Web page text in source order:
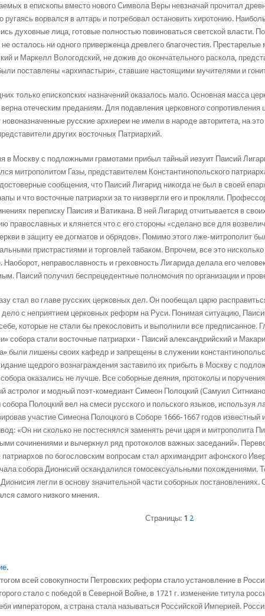
в епископы вместо нового Символа Веры невзначай прочитал
ругаясь ворвался в алтарь и потребовал остановить хиротонию.
духовные лица, готовые полностью повиноваться светской власти.
не осталось ни одного приверженца древлего благочестия.
и Маркелл Вологодский, не дожив до окончательного раскола,
поставлены «архипастыри», ставшие настоящими мучителями и
только епископских назначений оказалось мало. Основная масса
отеческим преданиям. Для подавления церковного сопротивления
новоназначенные русские архиереи не имели в народе авторитета, на
других восточных Патриархий.
в Москву с подложными грамотами прибыл тайный иезуит Паисий
митрополитом Газы, представителем Константинопольского
сообщения, что Паисий Лигарид никогда не был в своей
и что восточные патриархи за то низвергли его и прокляли.
переписку Паисия и Ватикана. В ней Лигарид отчитывается в
православных и клянется что с его стороны «сделано все для
в защиту ее догматов и обрядов». Помимо этого лже-митрополит
пристрастиями и торговлей табаком. Впрочем, все это
Наоборот, неправославность и греховность Лигарида делала его
Паисий получил беспрецедентные полномочия по организации и
стал во главе русских церковных дел. Он пообещал царю
дело с неприятием церковных реформ на Руси. Понимая ситуацию,
которые не стали бы прекословить и выполнили все предписанное.
собора стали восточные патриархи - Паисий александрийский и
были лишены своих кафедр и запрещены в служении
щедрого вознаграждения заставило их прибыть в Москву с
оказались не лучше. Все соборные деяния, протоколы и
астролог и модный поэт-комедиант Симеон Полоцкий (Самуил
собора Полоцкий вел на смеси русского и польского языков, используя
участие Симеона Полоцкого в Соборе 1666-1667 годов известный
«Он ни сколько не постеснялся заменять речи царя и митрополита
сочинениями и вычеркнул ряд протоколов важных заседаний».
патриархов по богословским вопросам стал архимандрит афонского
собора Дионисий оскандалился гомосексуальными похождениями.
Дионисия легли в основу значительной части соборных
самого низкого мнения.
Страницы: 1 2
всей совокупности Петровских реформ стало установ­ление в
стало с победой в Северной Войне, в 1721 г. изменение титула
императо­ром, а страна стала называться Российской Империей.